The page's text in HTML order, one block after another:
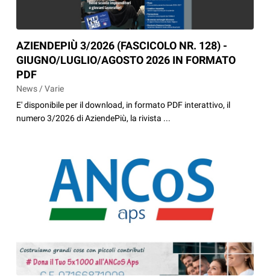
AZIENDEPIÙ 3/2026 (FASCICOLO NR. 128) -
GIUGNO/LUGLIO/AGOSTO 2026 IN FORMATO
PDF
News / Varie
E' disponibile per il download, in formato PDF interattivo, il
numero 3/2026 di AziendePiù, la rivista ...